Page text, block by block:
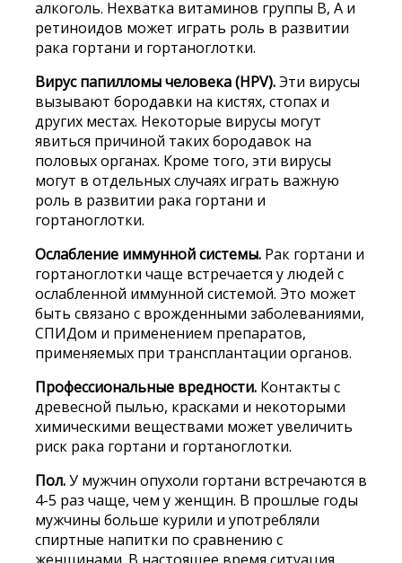
алкоголь. Нехватка витаминов группы В, А и
ретиноидов может играть роль в развитии
рака гортани и гортаноглотки.
Вирус папилломы человека (HPV).Эти вирусы
вызывают бородавки на кистях, стопах и
других местах. Некоторые вирусы могут
явиться причиной таких бородавок на
половых органах. Кроме того, эти вирусы
могут в отдельных случаях играть важную
роль в развитии рака гортани и
гортаноглотки.
Ослабление иммунной системы.Рак гортани и
гортаноглотки чаще встречается у людей с
ослабленной иммунной системой. Это может
быть связано с врожденными заболеваниями,
СПИДом и применением препаратов,
применяемых при трансплантации органов.
Профессиональные вредности.Контакты с
древесной пылью, красками и некоторыми
химическими веществами может увеличить
риск рака гортани и гортаноглотки.
Пол.У мужчин опухоли гортани встречаются в
4-5 раз чаще, чем у женщин. В прошлые годы
мужчины больше курили и употребляли
спиртные напитки по сравнению с